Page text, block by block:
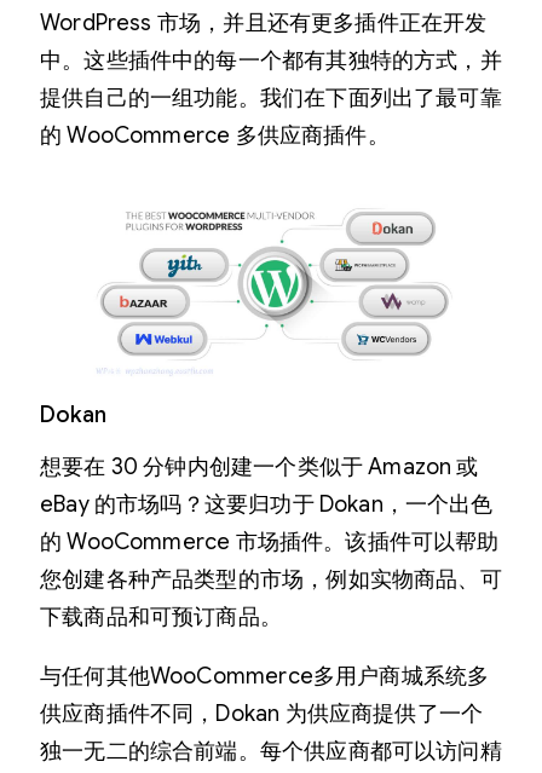
WordPress 市场，并且还有更多插件正在开发
中。这些插件中的每一个都有其独特的方式，并
提供自己的一组功能。我们在下面列出了最可靠
的 WooCommerce 多供应商插件。
Dokan
想要在 30 分钟内创建一个类似于 Amazon 或
eBay 的市场吗？这要归功于 Dokan，一个出色
的 WooCommerce 市场插件。该插件可以帮助
您创建各种产品类型的市场，例如实物商品、可
下载商品和可预订商品。
与任何其他WooCommerce多用户商城系统多
供应商插件不同，Dokan 为供应商提供了一个
独一无二的综合前端。每个供应商都可以访问精